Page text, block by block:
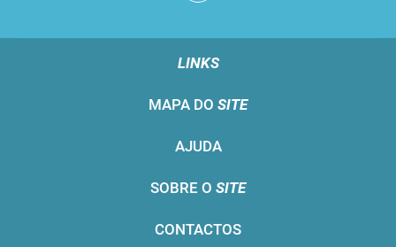
LINKS
MAPA DO SITE
AJUDA
SOBRE O SITE
CONTACTOS